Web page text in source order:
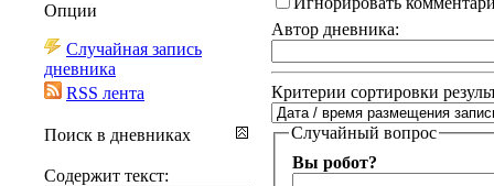
Автор дневника:
Критерии сортировки
Случайный вопрос
Вы робот?
Опции
Случайная запись
дневника
RSS лента
Поиск в дневниках
Содержит текст: